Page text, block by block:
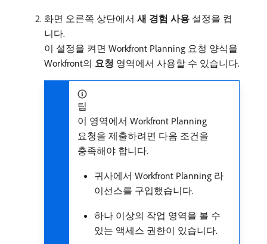
화면 오른쪽 상단에서 새 경험 사용 설정을 켭
니다.
이 설정을 켜면 Workfront Planning 요청 양식을
Workfront의 요청 영역에서 사용할 수 있습니다.
팁
이 영역에서 Workfront Planning
요청을 제출하려면 다음 조건을
충족해야 합니다.
귀사에서 Workfront Planning 라
이선스를 구입했습니다.
하나 이상의 작업 영역을 볼 수
있는 액세스 권한이 있습니다.